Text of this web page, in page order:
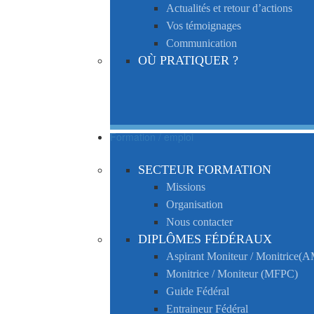
Actualités et retour d’actions
Vos témoignages
Communication
OÙ PRATIQUER ?
Formation / emploi
SECTEUR FORMATION
Missions
Organisation
Nous contacter
DIPLÔMES FÉDÉRAUX
Aspirant Moniteur /
Monitrice / Moniteur (MFPC)
Guide Fédéral
Entraineur Fédéral